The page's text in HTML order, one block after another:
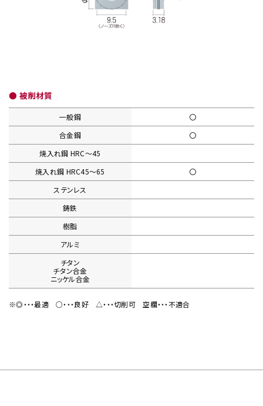
● 被削材質
一般鋼
〇
合金鋼
〇
焼入れ鋼 HRC〜45
焼入れ鋼 HRC45〜65
〇
ステンレス
鋳鉄
樹脂
アルミ
チタン
チタン合金
ニッケル合金
※◎・・・最適○・・・良好△・・・切削可 空欄・・・不適合